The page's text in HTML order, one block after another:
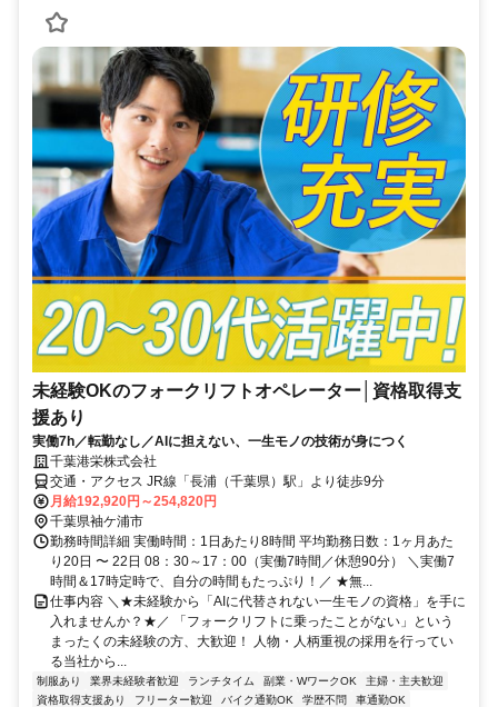
未経験OKのフォークリフトオペレーター│資格取得支
援あり
実働7h／転勤なし／AIに担えない、一生モノの技術が身につく
千葉港栄株式会社
交通・アクセス JR線「長浦（千葉県）駅」より徒歩9分
月給192,920円～254,820円
千葉県袖ケ浦市
勤務時間詳細 実働時間：1日あたり8時間 平均勤務日数：1ヶ月あた
り20日 〜 22日 08：30～17：00（実働7時間／休憩90分） ＼実働7
時間＆17時定時で、自分の時間もたっぷり！／ ★無...
仕事内容 ＼★未経験から「AIに代替されない一生モノの資格」を手に
入れませんか？★／ 「フォークリフトに乗ったことがない」という
まったくの未経験の方、大歓迎！ 人物・人柄重視の採用を行ってい
る当社から...
制服あり 業界未経験者歓迎 ランチタイム 副業・WワークOK
主婦・主夫歓迎
資格取得支援あり
フリーター歓迎 バイク通勤OK 学歴不問
車通勤OK